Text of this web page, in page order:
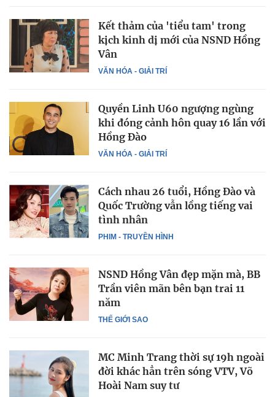
VĂN HÓA - GIẢI TRÍ
Kết thảm của 'tiểu tam' trong
kịch kinh dị mới của NSND Hồng
Vân
VĂN HÓA - GIẢI TRÍ
Quyền Linh U60 ngượng ngùng
khi đóng cảnh hôn quay 16 lần với
Hồng Đào
PHIM - TRUYỀN HÌNH
Cách nhau 26 tuổi, Hồng Đào và
Quốc Trường vẫn lồng tiếng vai
tình nhân
THẾ GIỚI SAO
NSND Hồng Vân đẹp mặn mà, BB
Trần viên mãn bên bạn trai 11
năm
MC Minh Trang thời sự 19h ngoài
đời khác hẳn trên sóng VTV, Võ
Hoài Nam suy tư